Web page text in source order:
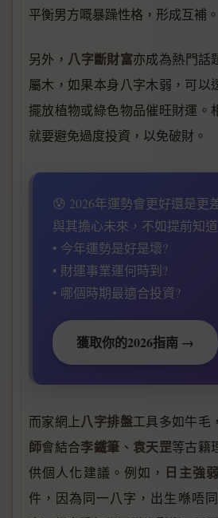
平衡男方嘅暴躁性格，形成互補。
另外， 八字斷財富亦成為熱門話
屬木，如果本身八字木弱，可以
擺放植物或綠色物品催旺財運。
就要避免過度投資，以免破財。
😰 2026年運勢會更好還是更
與其擔心未來，不如提前知道
• 今年運勢是好是壞?
• 財運事業運何時到?
• 哪個時期最適合投資?
獲取你的2026指南 →
而家網上八字排盤工具多如牛毛
師會結合李鐵筆 、 袁天罡等古籍
供個人化建議。例如， 日主強弱
件，因為同一八字，出生喺唔